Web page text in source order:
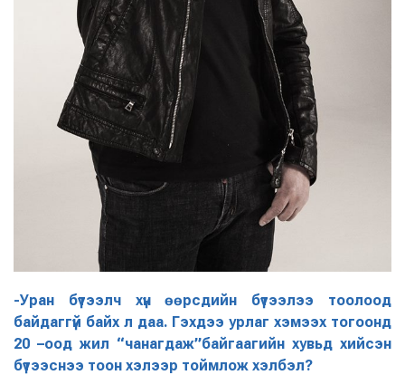
-Уран бүтээлч хүн өөрсдийн бүтээлээ тоолоод
байдаггүй байх л даа. Гэхдээ урлаг хэмээх тогоонд
20 –оод жил “чанагдаж”байгаагийн хувьд хийсэн
бүтээснээ тоон хэлээр тоймлож хэлбэл?